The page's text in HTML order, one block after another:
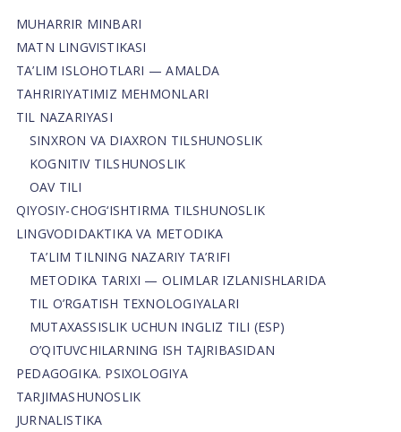
MUHARRIR MINBARI
MATN LINGVISTIKASI
TA’LIM ISLOHOTLARI — AMALDA
TAHRIRIYATIMIZ MEHMONLARI
TIL NAZARIYASI
SINXRON VA DIAXRON TILSHUNOSLIK
KOGNITIV TILSHUNOSLIK
OAV TILI
QIYOSIY-CHOG‘ISHTIRMA TILSHUNOSLIK
LINGVODIDAKTIKA VA METODIKA
TA’LIM TILNING NAZARIY TA’RIFI
METODIKA TARIXI — OLIMLAR IZLANISHLARIDA
TIL O’RGATISH TEXNOLOGIYALARI
MUTAXASSISLIK UCHUN INGLIZ TILI (ESP)
O’QITUVCHILARNING ISH TAJRIBASIDAN
PEDAGOGIKA. PSIXOLOGIYA
TARJIMASHUNOSLIK
JURNALISTIKA